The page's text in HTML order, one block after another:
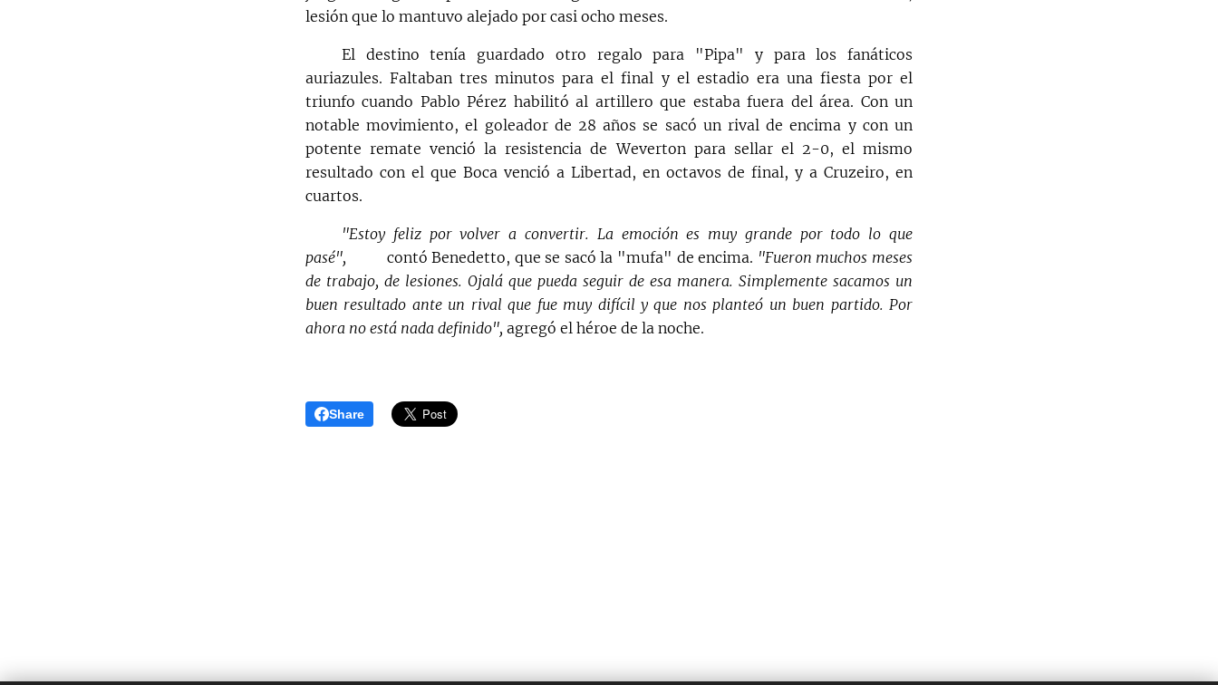
lesión que lo mantuvo alejado por casi ocho meses.
El destino tenía guardado otro regalo para "Pipa" y para los fanáticos
auriazules. Faltaban tres minutos para el final y el estadio era una fiesta por el
triunfo cuando Pablo Pérez habilitó al artillero que estaba fuera del área. Con un
notable movimiento, el goleador de 28 años se sacó un rival de encima y con un
potente remate venció la resistencia de Weverton para sellar el 2-0, el mismo
resultado con el que Boca venció a Libertad, en octavos de final, y a Cruzeiro, en
cuartos.
"Estoy feliz por volver a convertir. La emoción es muy grande por todo lo que
pasé",
contó Benedetto, que se sacó la "mufa" de encima. "Fueron muchos meses
de trabajo, de lesiones. Ojalá que pueda seguir de esa manera. Simplemente sacamos un
buen resultado ante un rival que fue muy difícil y que nos planteó un buen partido. Por
ahora no está nada definido", agregó el héroe de la noche.
Share